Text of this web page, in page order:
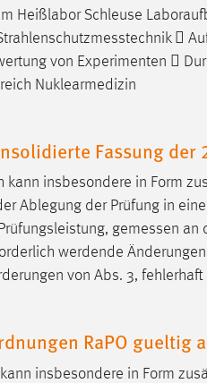
Heißlabor Schleuse

von Experimenten 
Nuklearmedizin
Fassung der
kann insbesondere in Form
Ablegung der Prüfung in
gemessen an
werdende
von Abs. 3,
RaPO gueltig
insbesondere in Form
über Websites
Ireland Limited
Tracking
Tracking